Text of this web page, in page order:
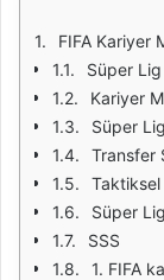
FIFA Kariyer
Süper
Kariyer
Süper
Transfer
Süper
SSS
1. FIFA